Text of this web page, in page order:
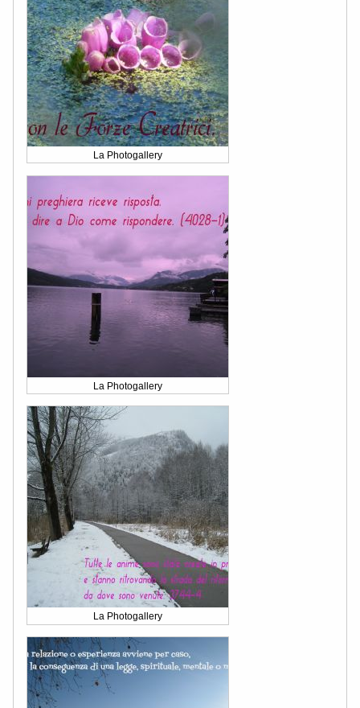
La Photogallery
La Photogallery
La Photogallery